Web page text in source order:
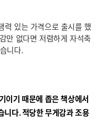
력 있는 가격으로 출시를 했
만 없다면 저렴하게 자석축
니다.
이기 때문에 좁은 책상에서
니다. 적당한 무게감과 조용